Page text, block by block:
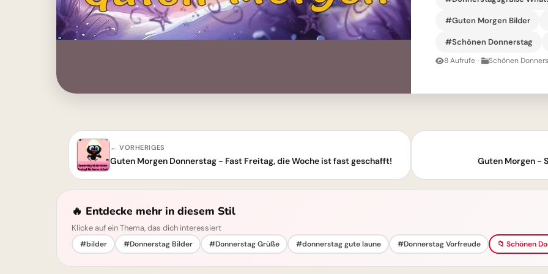
#Guten Morgen Bilder
#Schönen Donnerstag
8 Aufrufe · Schönen
← VORHERIGES
Guten Morgen Donnerstag - Fast Freitag, die Woche ist fast geschafft! Guten Morgen -
🔥 Entdecke mehr in diesem Stil
Klicke auf ein Thema, das dich interessiert
#bilder #Donnerstag Bilder #Donnerstag Grüße #donnerstag gute laune #Donnerstag Vorfreude 📁 Schönen